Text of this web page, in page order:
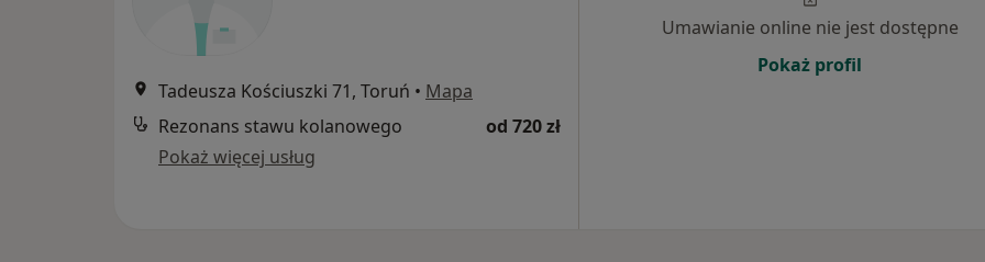
Tadeusza Kościuszki 71, Toruń • Mapa
Rezonans stawu kolanowego
od 720 zł
Pokaż więcej usług
Umawianie online nie jest dostępne
Pokaż profil